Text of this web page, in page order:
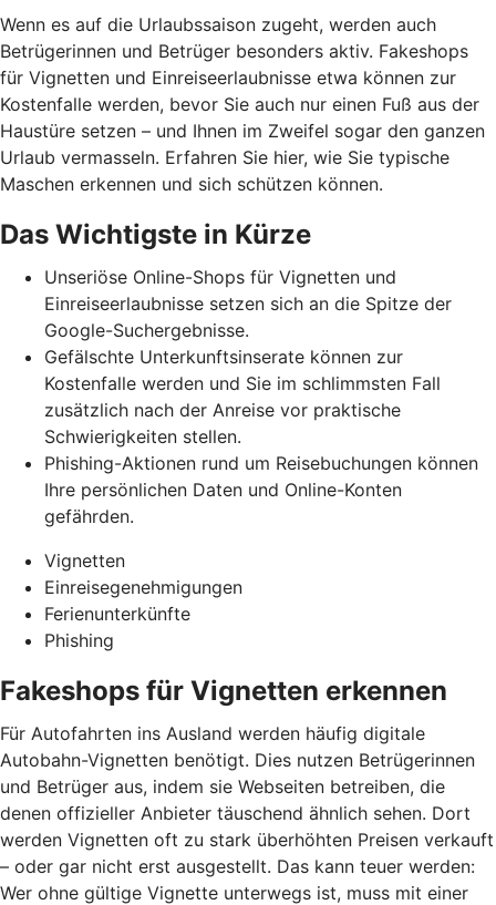
Wenn es auf die Urlaubssaison zugeht, werden auch
Betrügerinnen und Betrüger besonders aktiv. Fakeshops
für Vignetten und Einreiseerlaubnisse etwa können zur
Kostenfalle werden, bevor Sie auch nur einen Fuß aus der
Haustüre setzen – und Ihnen im Zweifel sogar den ganzen
Urlaub vermasseln. Erfahren Sie hier, wie Sie typische
Maschen erkennen und sich schützen können.
Das Wichtigste in Kürze
Unseriöse Online-Shops für Vignetten und
Einreiseerlaubnisse setzen sich an die Spitze der
Google-Suchergebnisse.
Gefälschte Unterkunftsinserate können zur
Kostenfalle werden und Sie im schlimmsten Fall
zusätzlich nach der Anreise vor praktische
Schwierigkeiten stellen.
Phishing-Aktionen rund um Reisebuchungen können
Ihre persönlichen Daten und Online-Konten
gefährden.
Vignetten
Einreisegenehmigungen
Ferienunterkünfte
Phishing
Fakeshops für Vignetten erkennen
Für Autofahrten ins Ausland werden häufig digitale
Autobahn-Vignetten benötigt. Dies nutzen Betrügerinnen
und Betrüger aus, indem sie Webseiten betreiben, die
denen offizieller Anbieter täuschend ähnlich sehen. Dort
werden Vignetten oft zu stark überhöhten Preisen verkauft
– oder gar nicht erst ausgestellt. Das kann teuer werden:
Wer ohne gültige Vignette unterwegs ist, muss mit einer